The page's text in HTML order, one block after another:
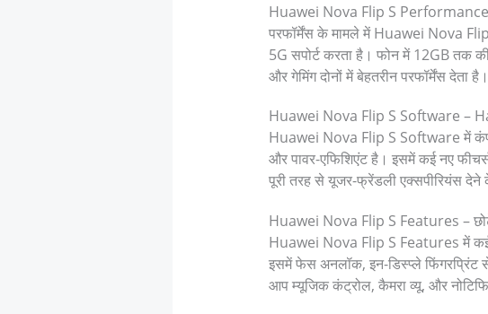
Huawei Nova Flip S Performance
परफॉर्मेंस के मामले में Huawei Nova
5G सपोर्ट करता है। फोन में 12GB तक
और गेमिंग दोनों में बेहतरीन परफॉर्मेंस देता है।
Huawei Nova Flip S Software –
Huawei Nova Flip S Software में
और पावर-एफिशिएंट है। इसमें कई नए
पूरी तरह से यूजर-फ्रेंडली एक्सपीरियंस देने
Huawei Nova Flip S Features –
Huawei Nova Flip S Features में कई
इसमें फेस अनलॉक, इन-डिस्प्ले फिंगरप्रिंट
आप म्यूजिक कंट्रोल, कैमरा व्यू, और